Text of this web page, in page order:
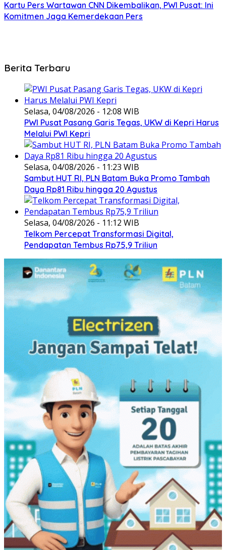
Kartu Pers Wartawan CNN Dikembalikan, PWI Pusat: Ini
Komitmen Jaga Kemerdekaan Pers
Berita Terbaru
Selasa, 04/08/2026 - 12:08 WIB
PWI Pusat Pasang Garis Tegas, UKW di Kepri Harus
Melalui PWI Kepri
Selasa, 04/08/2026 - 11:23 WIB
Sambut HUT RI, PLN Batam Buka Promo Tambah
Daya Rp81 Ribu hingga 20 Agustus
Selasa, 04/08/2026 - 11:12 WIB
Telkom Percepat Transformasi Digital,
Pendapatan Tembus Rp75,9 Triliun